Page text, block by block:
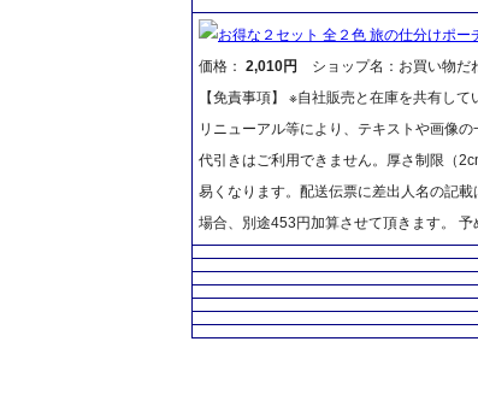
お得な２セット 全２色 旅の仕分けポー
価格： 2,010円
ショップ名：お買い物だ
【免責事項】 ※自社販売と在庫を共有し
リニューアル等により、テキストや画像
代引きはご利用できません。厚さ制限（
易くなります。配送伝票に差出人名の記
場合、別途453円加算させて頂きます。 予